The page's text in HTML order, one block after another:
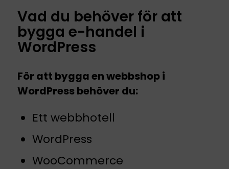
Vad du behöver för att
bygga e-handel i
WordPress
För att bygga en webbshop i
WordPress behöver du:
Ett webbhotell
WordPress
WooCommerce